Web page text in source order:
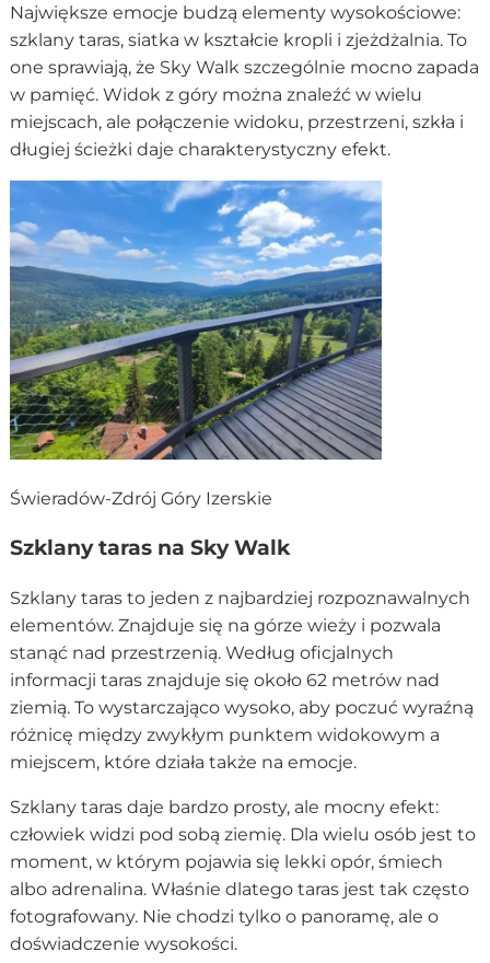
Największe emocje budzą elementy wysokościowe:
szklany taras, siatka w kształcie kropli i zjeżdżalnia. To
one sprawiają, że Sky Walk szczególnie mocno zapada
w pamięć. Widok z góry można znaleźć w wielu
miejscach, ale połączenie widoku, przestrzeni, szkła i
długiej ścieżki daje charakterystyczny efekt.
Świeradów-Zdrój Góry Izerskie
Szklany taras na Sky Walk
Szklany taras to jeden z najbardziej rozpoznawalnych
elementów. Znajduje się na górze wieży i pozwala
stanąć nad przestrzenią. Według oficjalnych
informacji taras znajduje się około 62 metrów nad
ziemią. To wystarczająco wysoko, aby poczuć wyraźną
różnicę między zwykłym punktem widokowym a
miejscem, które działa także na emocje.
Szklany taras daje bardzo prosty, ale mocny efekt:
człowiek widzi pod sobą ziemię. Dla wielu osób jest to
moment, w którym pojawia się lekki opór, śmiech
albo adrenalina. Właśnie dlatego taras jest tak często
fotografowany. Nie chodzi tylko o panoramę, ale o
doświadczenie wysokości.